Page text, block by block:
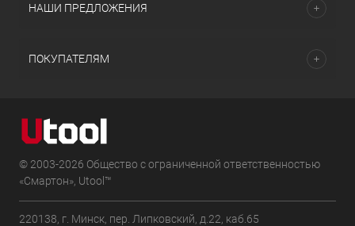
НАШИ ПРЕДЛОЖЕНИЯ
ПОКУПАТЕЛЯМ
© 2003-2026 Общество с ограниченной ответственностью
«Смартон», Utool™
220138, г. Минск, пер. Липковский, д.22, каб.65